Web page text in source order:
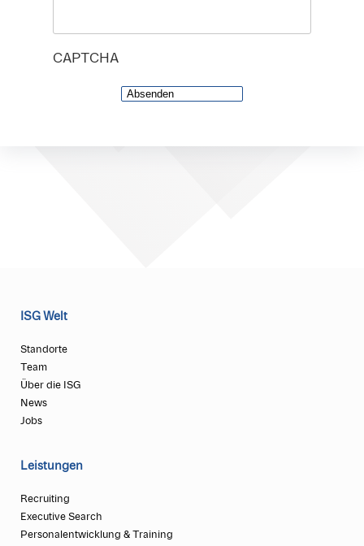
CAPTCHA
ISG Welt
Standorte
Team
Über die ISG
News
Jobs
Leistungen
Recruiting
Executive Search
Personalentwicklung & Training